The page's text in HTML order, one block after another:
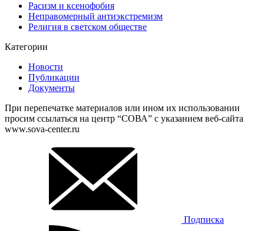
Расизм и ксенофобия
Неправомерный антиэкстремизм
Религия в светском обществе
Категории
Новости
Публикации
Документы
При перепечатке материалов или ином их использовании
просим ссылаться на центр “СОВА” с указанием веб-сайта
www.sova-center.ru
Подписка